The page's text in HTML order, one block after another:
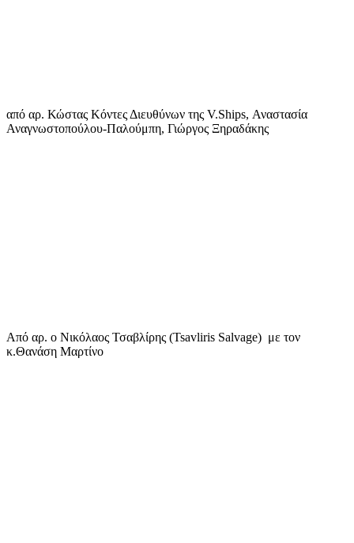
από αρ. Κώστας Κόντες Διευθύνων της V.Ships, Αναστασία
Αναγνωστοπούλου-Παλούμπη, Γιώργος Ξηραδάκης
Από αρ. ο Νικόλαος Τσαβλίρης (Tsavliris Salvage) με τον
κ.Θανάση Μαρτίνο